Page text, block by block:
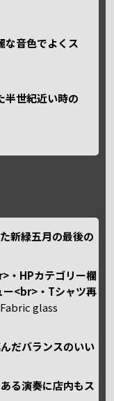
な音色でよくス
半世紀近い時の
新緑五月の最後の
・HPカテゴリー欄
ー<br>・Tシャツ再
glass
だバランスのいい
る演奏に店内もス